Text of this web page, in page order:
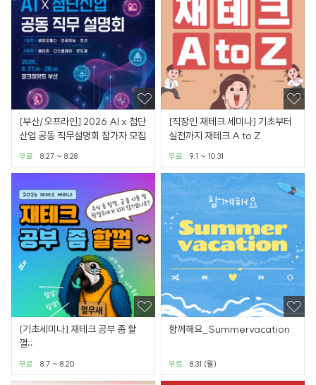
[부산/오프라인] 2026 AI x 첨단
산업 공동 직무설명회 참가자 모집
8.27 ~ 8.28
무료
[직장인 재테크 세미나] 기초부터
실전까지 재테크 A to Z
9.1 ~ 10.31
무료
[기초세미나] 재테크 공부 좀 할
껄;;
8.7 ~ 8.20
무료
함께해요_Summervacation
8.31 (월)
무료